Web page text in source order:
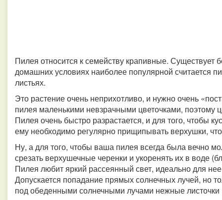
Пилея относится к семейству крапивные. Существует
домашних условиях наиболее популярной считается
листьях.
Это растение очень неприхотливо, и нужно очень
пилея маленькими невзрачными цветочками, поэтому
Пилея очень быстро разрастается, и для того, чтобы
ему необходимо регулярно прищипывать верхушки,
Ну, а для того, чтобы ваша пилея всегда была вечно
срезать верхушечные черенки и укоренять их в воде
Пилея любит яркий рассеянный свет, идеально для
Допускается попадание прямых солнечных лучей, но
под обеденными солнечными лучами нежные